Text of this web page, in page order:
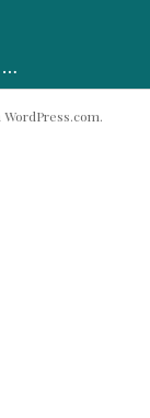
WordPress.com.